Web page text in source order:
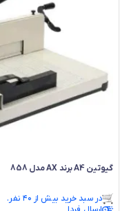
گیوتین A4 برند AX مدل 858
در سبد خرید بیش از ۴۰ نفر.